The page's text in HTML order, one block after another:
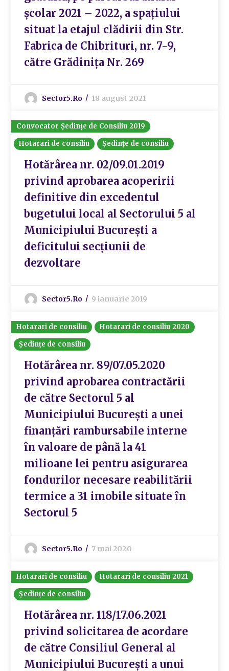
școlar 2021 – 2022, a spațiului
situat la etajul clădirii din Str.
Fabrica de Chibrituri, nr. 7-9,
către Grădinița Nr. 269
Sector5.ro 18 august 2021
Convocator Ședințe de Consiliu 2019
Hotarari de consiliu
Ședințe de consiliu
Hotărârea nr. 02/09.01.2019
privind aprobarea acoperirii
definitive din excedentul
bugetului local al Sectorului 5 al
Municipiului București a
deficitului secțiunii de
dezvoltare
Sector5.ro 9 ianuarie 2019
Hotarari de consiliu
Hotarari de consiliu 2020
Ședințe de consiliu
Hotărârea nr. 89/07.05.2020
privind aprobarea contractării
de către Sectorul 5 al
Municipiului București a unei
finanțări rambursabile interne
în valoare de până la 41
milioane lei pentru asigurarea
fondurilor necesare reabilitării
termice a 31 imobile situate în
Sectorul 5
Sector5.ro 7 mai 2020
Hotarari de consiliu
Hotarari de consiliu 2021
Ședințe de consiliu
Hotărârea nr. 118/17.06.2021
privind solicitarea de acordare
de către Consiliul General al
Municipiului București a unui